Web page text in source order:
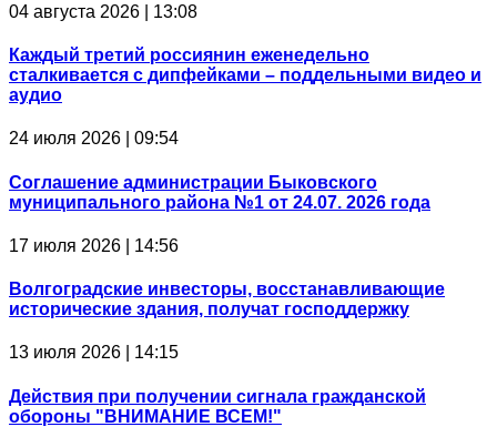
04 августа 2026 | 13:08
Каждый третий россиянин еженедельно
сталкивается с дипфейками – поддельными видео и
аудио
24 июля 2026 | 09:54
Соглашение администрации Быковского
муниципального района №1 от 24.07. 2026 года
17 июля 2026 | 14:56
Волгоградские инвесторы, восстанавливающие
исторические здания, получат господдержку
13 июля 2026 | 14:15
Действия при получении сигнала гражданской
обороны "ВНИМАНИЕ ВСЕМ!"